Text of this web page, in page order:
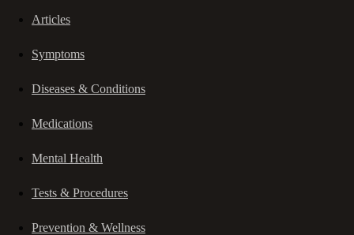
Articles
Symptoms
Diseases & Conditions
Medications
Mental Health
Tests & Procedures
Prevention & Wellness